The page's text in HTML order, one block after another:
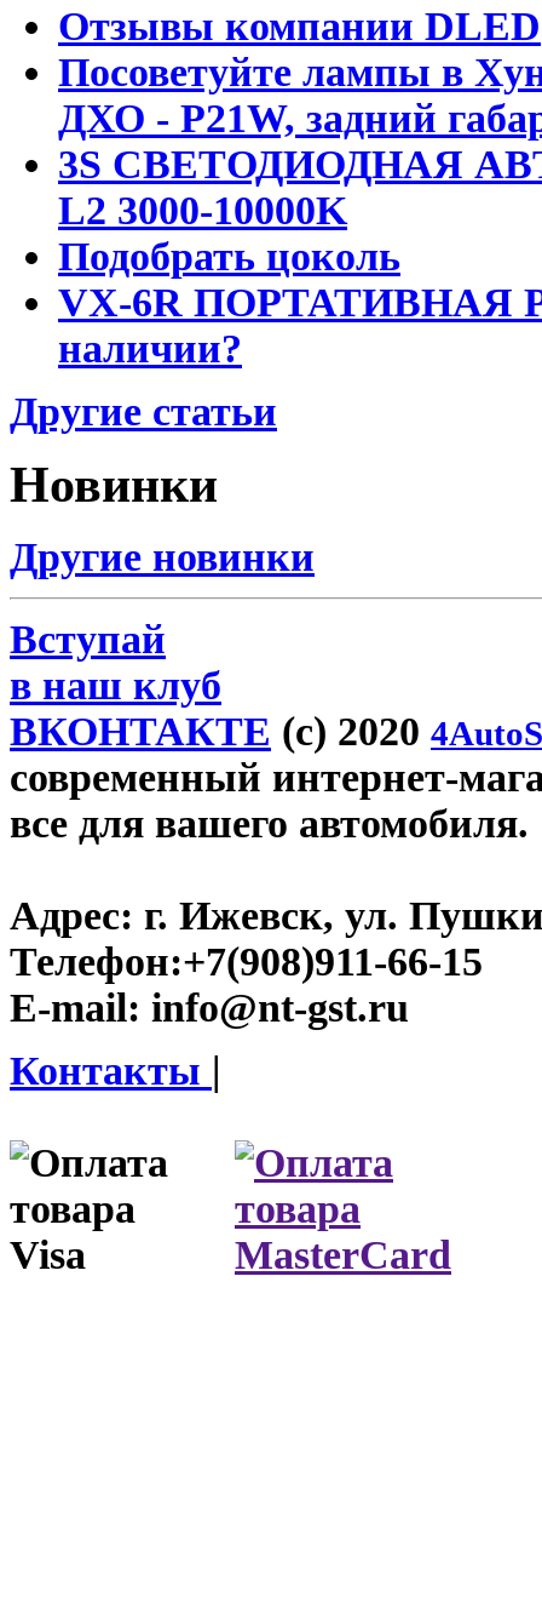
Отзывы компании DLED
Посоветуйте лампы в
ДХО - P21W, задний
3S СВЕТОДИОДНАЯ
L2 3000-10000K
Подобрать цоколь
VX-6R ПОРТАТИВНАЯ
наличии?
Другие статьи
Новинки
Другие новинки
Вступай
в наш клуб
ВКОНТАКТЕ (c) 2020
современный интернет-
все для вашего автомобиля.
Адрес: г. Ижевск, ул.
Телефон:+7(908)911-66-15
E-mail: info@nt-gst.ru
Контакты |